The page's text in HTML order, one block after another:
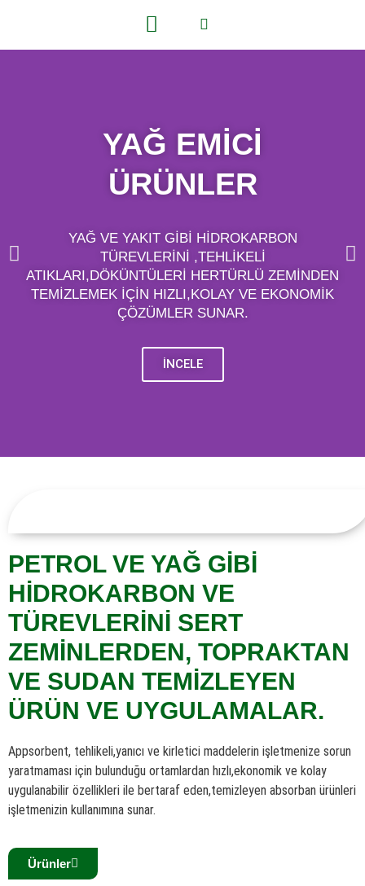
YAĞ EMİCİ
ÜRÜNLER
YAĞ VE YAKIT GİBİ HİDROKARBON
TÜREVLERİNİ ,TEHLİKELİ
ATIKLARI,DÖKÜNTÜLERİ HERTÜRLÜ ZEMİNDEN
TEMİZLEMEK İÇİN HIZLI,KOLAY VE EKONOMİK
ÇÖZÜMLER SUNAR.
İNCELE
PETROL VE YAĞ GİBİ
HİDROKARBON VE
TÜREVLERİNİ SERT
ZEMİNLERDEN, TOPRAKTAN
VE SUDAN TEMİZLEYEN
ÜRÜN VE UYGULAMALAR.
Appsorbent, tehlikeli,yanıcı ve kirletici maddelerin işletmenize sorun
yaratmaması için bulunduğu ortamlardan hızlı,ekonomik ve kolay
uygulanabilir özellikleri ile bertaraf eden,temizleyen absorban ürünleri
işletmenizin kullanımına sunar.
Ürünler